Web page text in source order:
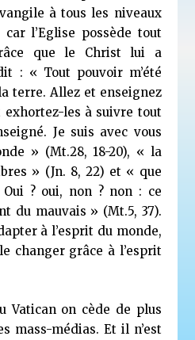
à tous les niveaux
l’Eglise possède tout
que le Christ lui a
: « Tout pouvoir m’été
terre. Allez et enseignez
les à suivre tout
Je suis avec vous
» (Mt.28, 18-20), « la
» (Jn. 8, 22) et « que
? oui, non ? non : ce
du mauvais » (Mt.5, 37).
à l’esprit du monde,
changer grâce à l’esprit
Vatican on cède de plus
mass-médias. Et il n’est